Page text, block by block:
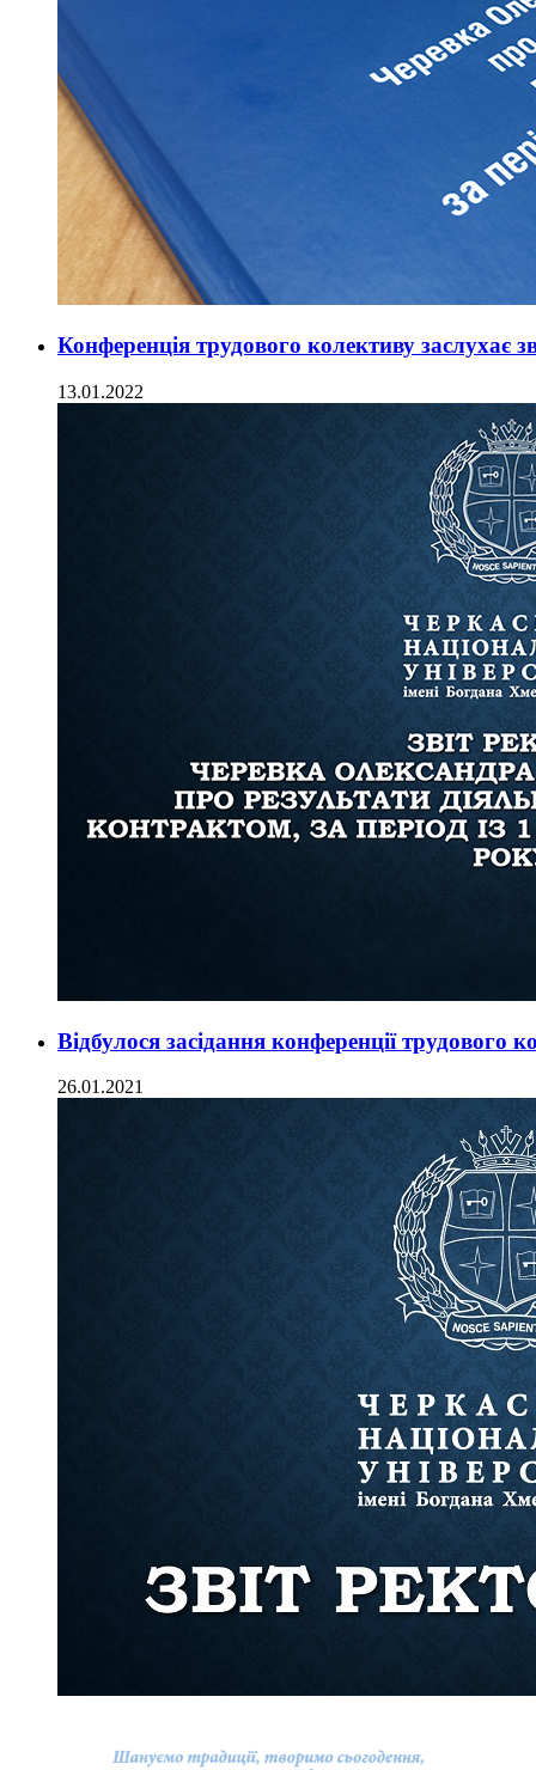
Конференція трудового колективу заслухає
13.01.2022
Відбулося засідання конференції трудового
26.01.2021